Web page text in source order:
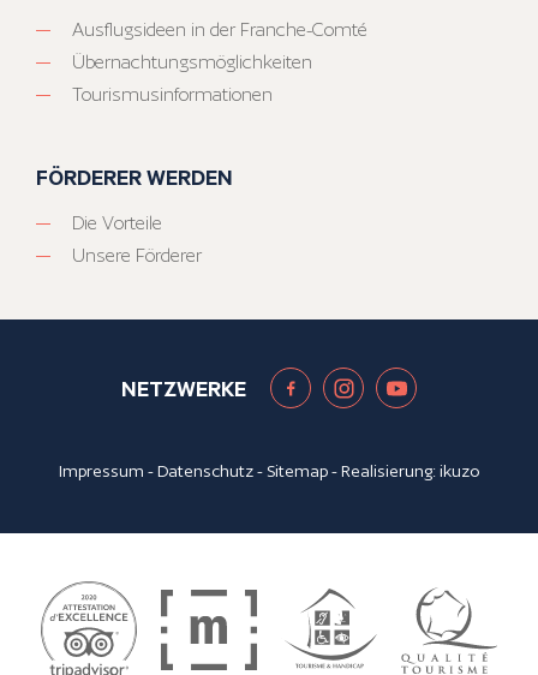
Ausflugsideen in der Franche-Comté
Übernachtungsmöglichkeiten
Tourismusinformationen
FÖRDERER WERDEN
Die Vorteile
Unsere Förderer
NETZWERKE
Impressum -Datenschutz- Sitemap- Realisierung:ikuzo